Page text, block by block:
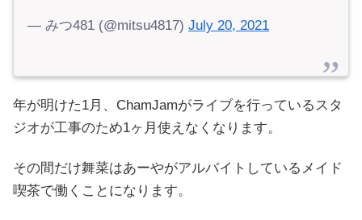
— みつ481 (@mitsu4817) July 20, 2021
年が明けた1月、ChamJamがライブを行っているスタ
ジオが工事のため1ヶ月使えなくなります。
その間だけ舞菜はあーやがアルバイトしているメイド
喫茶で働くことになります。